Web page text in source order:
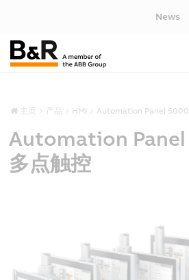
News
主页 产品 HMI Automation Panel 5000
Automation
多点触控